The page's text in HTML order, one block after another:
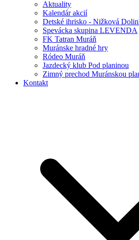
Aktuality
Kalendár akcií
Detské ihrisko - Nižková
Spevácka skupina LEVENDA
FK Tatran Muráň
Muránske hradné hry
Ródeo Muráň
Jazdecký klub Pod planinou
Zimný prechod Muránskou
Kontakt